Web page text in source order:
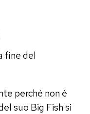
fine del
perché non è
suo Big Fish si